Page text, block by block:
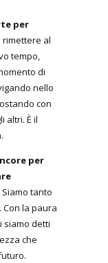
per
rimettere al
tempo,
di
nello
con
altri. È il
per
tanto
la paura
siamo detti
che